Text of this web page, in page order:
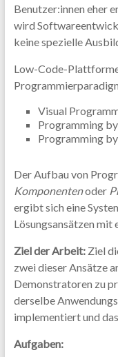
Benutzer:innen eher
wird
keine spezielle
Low-Code-
Visual
Programming
Programming
Der Aufbau von
Komponentenoder
ergibt sich eine
Lösungsansätzen mit
Ziel der Arbeit: Ziel
zwei dieser Ansätze
Demonstratoren zu
derselbe
implementiert und
Aufgaben: